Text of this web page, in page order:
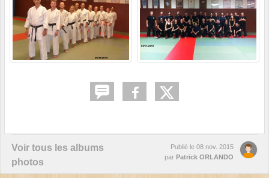
Voir tous les albums
photos
Publié le 08 nov. 2015
par Patrick ORLANDO